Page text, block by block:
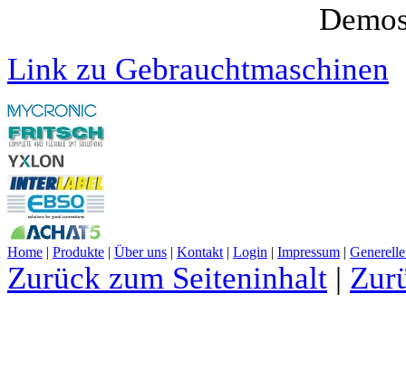
Link zu Gebrauchtmaschinen
Home | Produkte | Über uns | Kontakt | Login | Impressum |
Zurück zum Seiteninhalt |